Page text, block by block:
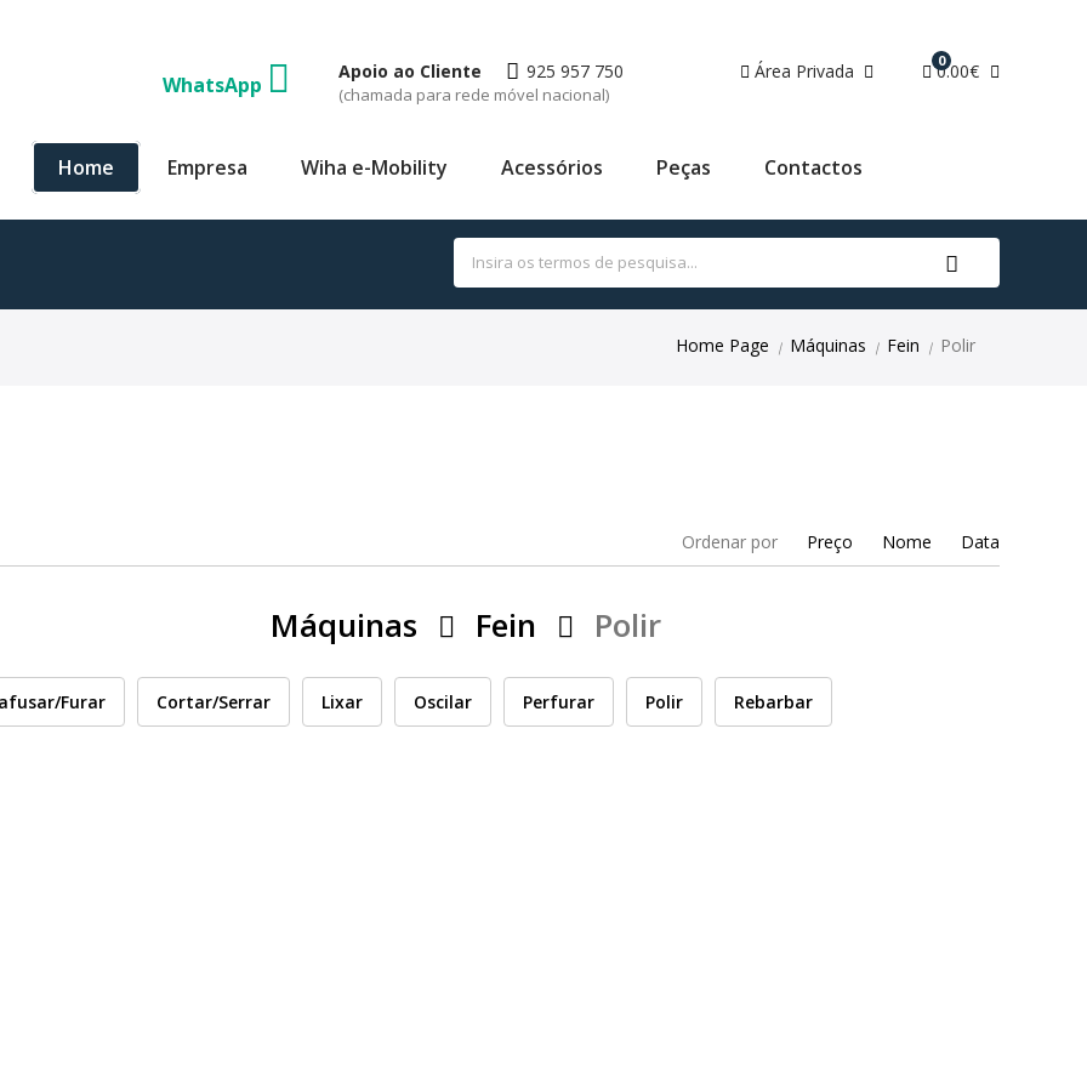
WhatsApp
Apoio ao Cliente 925 957 750
(chamada para rede móvel nacional)
Área Privada 0
0.00€
Home Empresa Wiha e-Mobility Acessórios Peças Contactos
Home Page | Máquinas | Fein | Polir
Ordenar por Preço Nome Data
Máquinas Fein Polir
Furar Cortar/Serrar Lixar Oscilar Perfurar Polir Rebarbar